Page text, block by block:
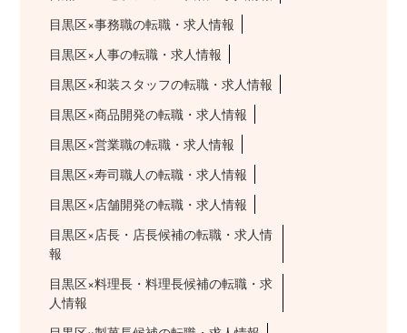
目黒区×事務職の転職・求人情報
目黒区×人事の転職・求人情報
目黒区×和装スタッフの転職・求人情報
目黒区×商品開発の転職・求人情報
目黒区×営業職の転職・求人情報
目黒区×寿司職人の転職・求人情報
目黒区×店舗開発の転職・求人情報
目黒区×店長・店長候補の転職・求人情
報
目黒区×料理長・料理長候補の転職・求
人情報